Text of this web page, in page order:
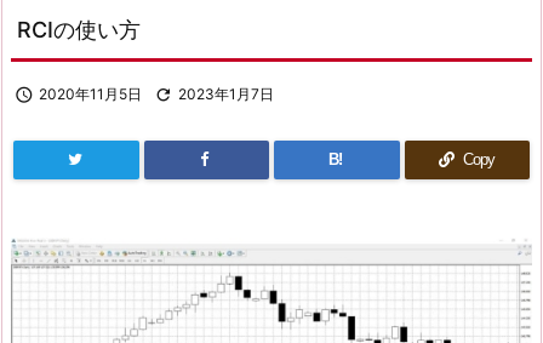
RCIの使い方
 2020年11月5日  2023年1月7日
B! Copy